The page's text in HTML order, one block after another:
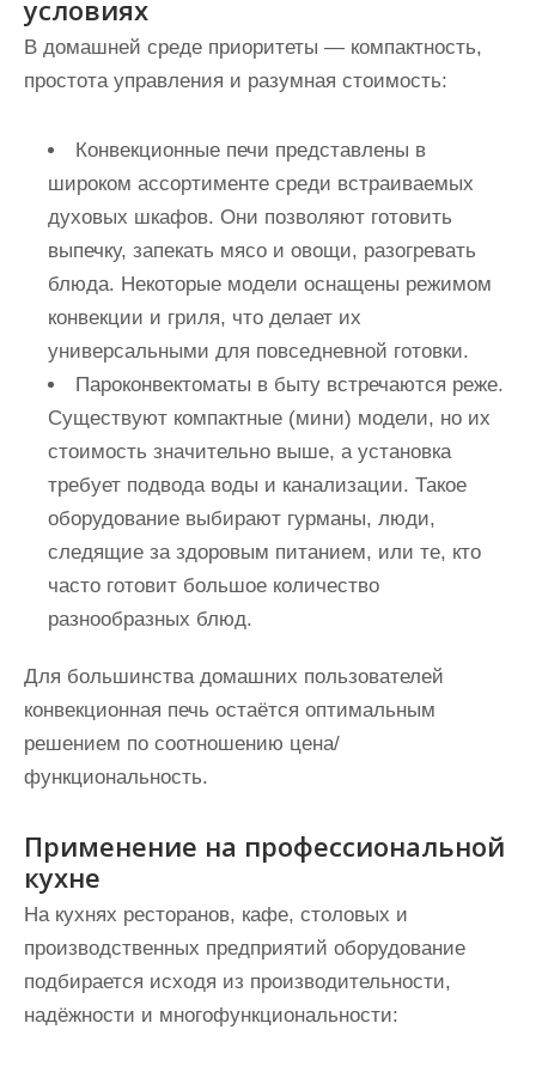
условиях
В домашней среде приоритеты — компактность,
простота управления и разумная стоимость:
Конвекционные печи представлены в
широком ассортименте среди встраиваемых
духовых шкафов. Они позволяют готовить
выпечку, запекать мясо и овощи, разогревать
блюда. Некоторые модели оснащены режимом
конвекции и гриля, что делает их
универсальными для повседневной готовки.
Пароконвектоматы в быту встречаются реже.
Существуют компактные (мини) модели, но их
стоимость значительно выше, а установка
требует подвода воды и канализации. Такое
оборудование выбирают гурманы, люди,
следящие за здоровым питанием, или те, кто
часто готовит большое количество
разнообразных блюд.
Для большинства домашних пользователей
конвекционная печь остаётся оптимальным
решением по соотношению цена/
функциональность.
Применение на профессиональной
кухне
На кухнях ресторанов, кафе, столовых и
производственных предприятий оборудование
подбирается исходя из производительности,
надёжности и многофункциональности: